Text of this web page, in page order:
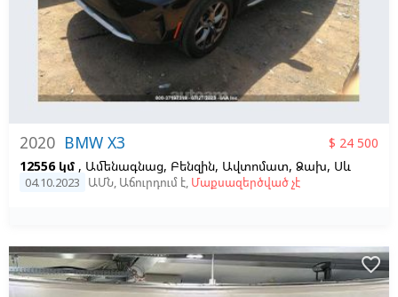
2020 BMW X3
$ 24 500
12556 կմ , Ամենագնաց, Բենզին, Ավտոմատ, Ձախ, Սև
04.10.2023 ԱՄՆ, Աճուրդում է, Մաքսազերծված չէ
favorite_border